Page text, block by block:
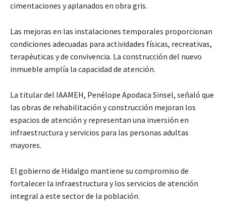
cimentaciones y aplanados en obra gris.
Las mejoras en las instalaciones temporales proporcionan
condiciones adecuadas para actividades físicas, recreativas,
terapéuticas y de convivencia. La construcción del nuevo
inmueble amplía la capacidad de atención.
La titular del IAAMEH, Penélope Apodaca Sinsel, señaló que
las obras de rehabilitación y construcción mejoran los
espacios de atención y representan una inversión en
infraestructura y servicios para las personas adultas
mayores.
El gobierno de Hidalgo mantiene su compromiso de
fortalecer la infraestructura y los servicios de atención
integral a este sector de la población.